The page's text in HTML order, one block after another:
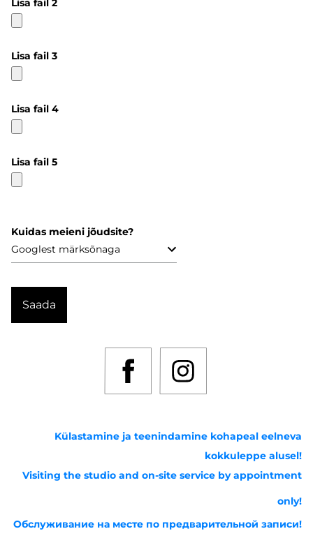
Lisa fail 2
Lisa fail 3
Lisa fail 4
Lisa fail 5
Kuidas meieni jõudsite?
Külastamine ja teenindamine kohapeal eelneva
kokkuleppe alusel!
Visiting the studio and on-site service by appointment
only!
Обслуживание на месте по предварительной записи!